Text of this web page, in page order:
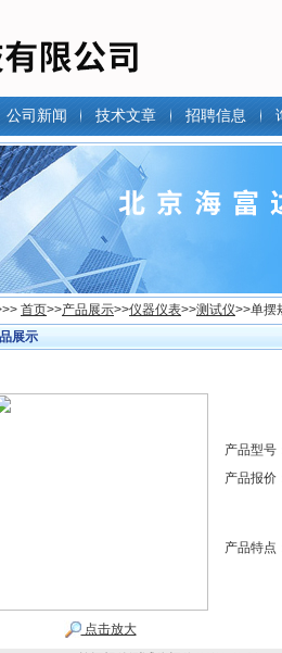
公司新闻 技术文章 招聘信息
首页>>产品展示>>仪器仪表>>测试仪>>单摆
展示
点击放大
产品型号
产品报价
产品特点